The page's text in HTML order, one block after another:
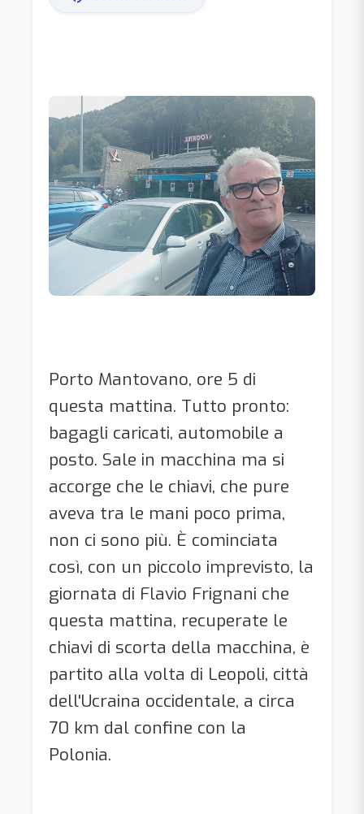
Porto Mantovano, ore 5 di
questa mattina. Tutto pronto:
bagagli caricati, automobile a
posto. Sale in macchina ma si
accorge che le chiavi, che pure
aveva tra le mani poco prima,
non ci sono più. È cominciata
così, con un piccolo imprevisto, la
giornata di Flavio Frignani che
questa mattina, recuperate le
chiavi di scorta della macchina, è
partito alla volta di Leopoli, città
dell'Ucraina occidentale, a circa
70 km dal confine con la
Polonia.